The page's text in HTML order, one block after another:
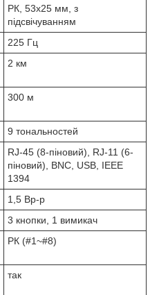
РК, 53x25 мм, з
підсвічуванням
225 Гц
2 км
300 м
9 тональностей
RJ-45 (8-піновий), RJ-11 (6-
піновий), BNC, USB, IEEE
1394
1,5 Вp-р
3 кнопки, 1 вимикач
РК (#1~#8)
так